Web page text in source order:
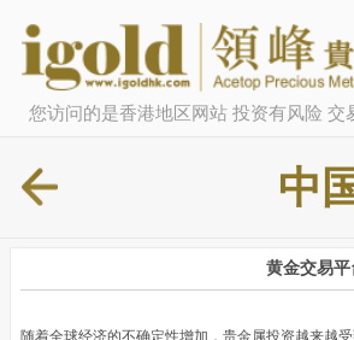
您访问的是香港地区网站 投资有风险 交
中
黄金交易